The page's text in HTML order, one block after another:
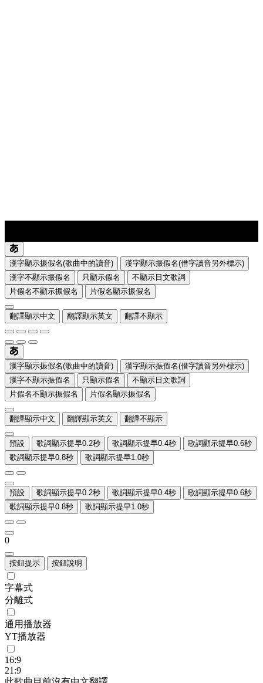
漢字顯示振假名(歌曲中的讀音)
漢字顯示振假名(借字讀音另外標示)
漢字不顯示振假名
只顯示假名
不顯示日文歌詞
片假名不顯示振假名
片假名顯示振假名
翻譯顯示中文 翻譯顯示英文 翻譯不顯示
漢字顯示振假名(歌曲中的讀音)
漢字顯示振假名(借字讀音另外標示)
漢字不顯示振假名
只顯示假名
不顯示日文歌詞
片假名不顯示振假名
片假名顯示振假名
翻譯顯示中文 翻譯顯示英文 翻譯不顯示
預設 歌詞顯示提早0.2秒 歌詞顯示提早0.4秒
歌詞顯示提早0.6秒
歌詞顯示提早0.8秒
歌詞顯示提早1.0秒
預設 歌詞顯示提早0.2秒 歌詞顯示提早0.4秒
歌詞顯示提早0.6秒
歌詞顯示提早0.8秒
歌詞顯示提早1.0秒
0
按鈕提示 按鈕說明
字幕式
分離式
通用播放器
YT播放器
16:9
21:9